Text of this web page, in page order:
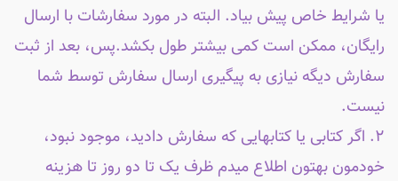
یا شرایط خاص پیش بیاد. البته در مورد سفارشات با ارسال
رایگان، ممکن است کمی بیشتر طول بکشد.پس، بعد از ثبت
سفارش دیگه نیازی به پیگیری ارسال سفارش توسط شما
نیست.
۲. اگر کتابی یا کتابهایی که سفارش دادید، موجود نبود،
خودمون بهتون اطلاع میدم ظرف یک تا دو روز تا هزینه